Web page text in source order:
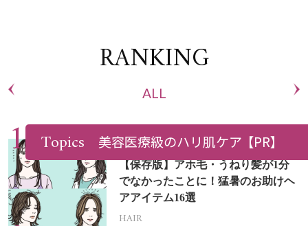
RANKING
ALL
【保存版】アホ毛・うねり髪が1分
でなかったことに！猛暑のお助けヘ
アアイテム16選
HAIR
Topics 美容医療級のハリ肌ケア【PR】